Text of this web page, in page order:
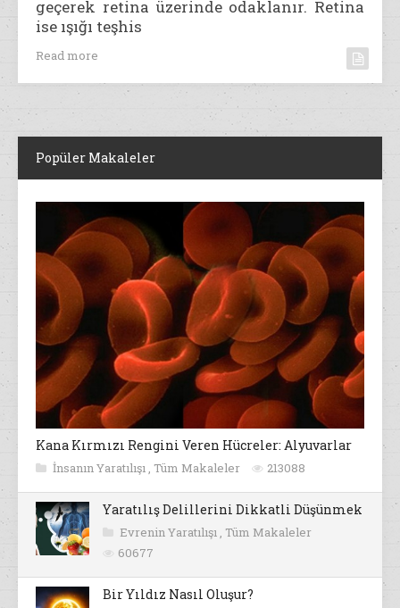
geçerek retina üzerinde odaklanır. Retina
ise ışığı teşhis
Read more
Popüler Makaleler
Kana Kırmızı Rengini Veren Hücreler: Alyuvarlar
İnsanın Yaratılışı , Tüm Makaleler 213088
Yaratılış Delillerini Dikkatli Düşünmek
Evrenin Yaratılışı , Tüm Makaleler
60677
Bir Yıldız Nasıl Oluşur?